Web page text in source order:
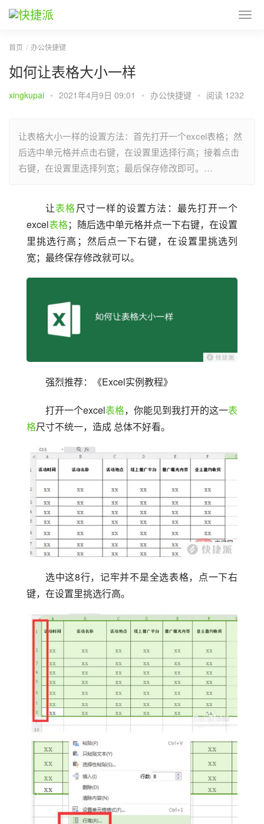
首页 办公快捷键
如何让表格大小一样
xingkupai • 2021年4月9日 09:01 • 办公快捷键 • 阅读 1232
让表格大小一样的设置方法：首先打开一个excel表格；然
后选中单元格并点击右键，在设置里选择行高；接着点击
右键，在设置里选择列宽；最后保存修改即可。…
让表格尺寸一样的设置方法：最先打开一个
excel表格；随后选中单元格并点一下右键，在设置
里挑选行高；然后点一下右键，在设置里挑选列
宽；最终保存修改就可以。
强烈推荐：《Excel实例教程》
打开一个excel表格，你能见到我打开的这一表
格尺寸不统一，造成 总体不好看。
选中这8行，记牢并不是全选表格，点一下右
键，在设置里挑选行高。